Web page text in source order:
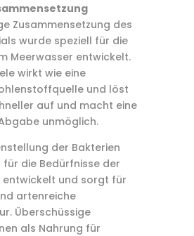
Zusammensetzung des
wurde speziell für die
Meerwasser entwickelt.
wirkt wie eine
und löst
auf und macht eine
unmöglich.
der Bakterien
die Bedürfnisse der
entwickelt und sorgt für
artenreiche
Überschüssige
als Nahrung für